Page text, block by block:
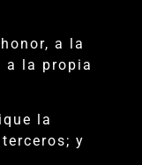
a la
la propia
la
y